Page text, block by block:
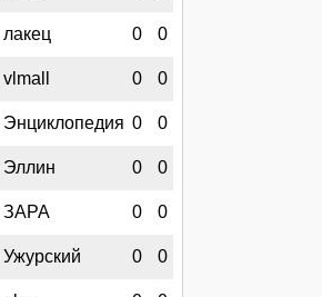
лакец 0 0
vlmall 0 0
Энциклопедия 0 0
Эллин 0 0
ЗАРА 0 0
Ужурский 0 0